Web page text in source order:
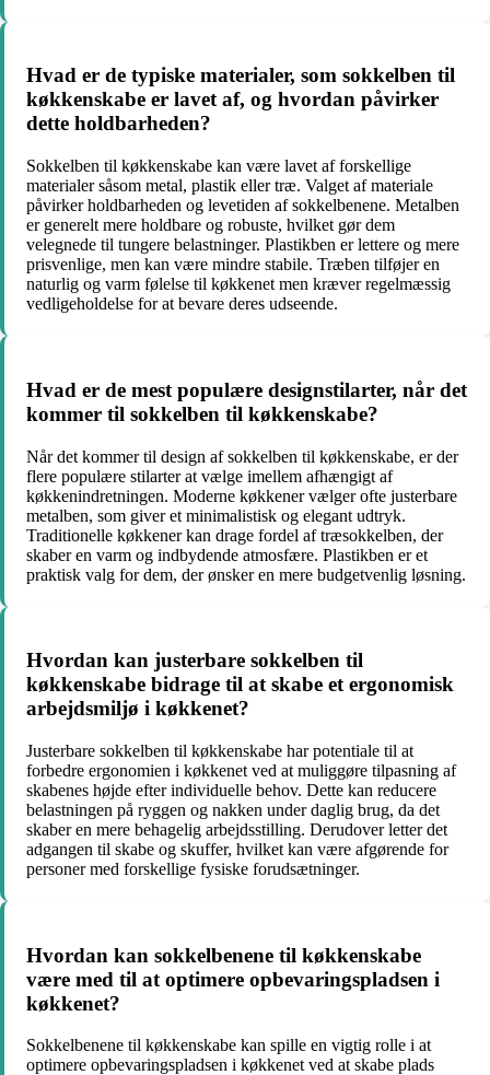
Hvad er de typiske materialer, som sokkelben til
køkkenskabe er lavet af, og hvordan påvirker
dette holdbarheden?
Sokkelben til køkkenskabe kan være lavet af forskellige
materialer såsom metal, plastik eller træ. Valget af materiale
påvirker holdbarheden og levetiden af sokkelbenene. Metalben
er generelt mere holdbare og robuste, hvilket gør dem
velegnede til tungere belastninger. Plastikben er lettere og mere
prisvenlige, men kan være mindre stabile. Træben tilføjer en
naturlig og varm følelse til køkkenet men kræver regelmæssig
vedligeholdelse for at bevare deres udseende.
Hvad er de mest populære designstilarter, når det
kommer til sokkelben til køkkenskabe?
Når det kommer til design af sokkelben til køkkenskabe, er der
flere populære stilarter at vælge imellem afhængigt af
køkkenindretningen. Moderne køkkener vælger ofte justerbare
metalben, som giver et minimalistisk og elegant udtryk.
Traditionelle køkkener kan drage fordel af træsokkelben, der
skaber en varm og indbydende atmosfære. Plastikben er et
praktisk valg for dem, der ønsker en mere budgetvenlig løsning.
Hvordan kan justerbare sokkelben til
køkkenskabe bidrage til at skabe et ergonomisk
arbejdsmiljø i køkkenet?
Justerbare sokkelben til køkkenskabe har potentiale til at
forbedre ergonomien i køkkenet ved at muliggøre tilpasning af
skabenes højde efter individuelle behov. Dette kan reducere
belastningen på ryggen og nakken under daglig brug, da det
skaber en mere behagelig arbejdsstilling. Derudover letter det
adgangen til skabe og skuffer, hvilket kan være afgørende for
personer med forskellige fysiske forudsætninger.
Hvordan kan sokkelbenene til køkkenskabe
være med til at optimere opbevaringspladsen i
køkkenet?
Sokkelbenene til køkkenskabe kan spille en vigtig rolle i at
optimere opbevaringspladsen i køkkenet ved at skabe plads